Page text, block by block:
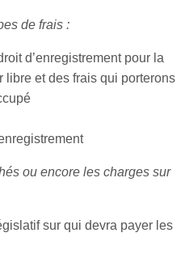
de frais :
d’enregistrement pour la
libre et des frais qui porterons
ou encore les charges sur
sur qui devra payer les